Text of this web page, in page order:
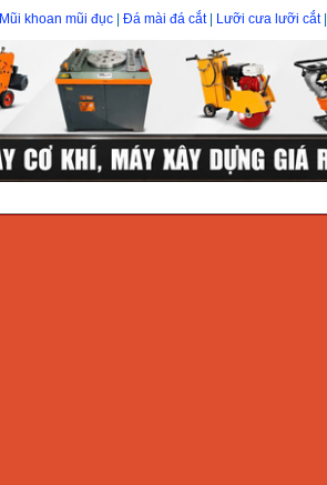
Mũi khoan mũi đục Đá mài đá cắt| Lưỡi cưa lưỡi cắt